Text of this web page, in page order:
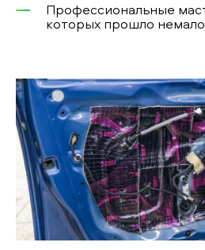
Профессиональные
которых прошло